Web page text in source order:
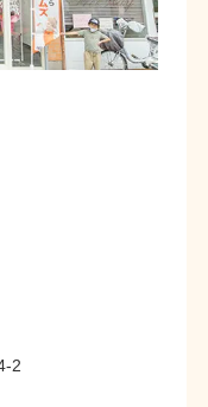
4-2